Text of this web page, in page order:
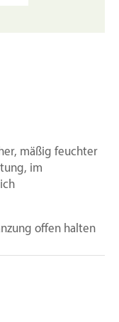
mäßig feuchter
im
offen halten